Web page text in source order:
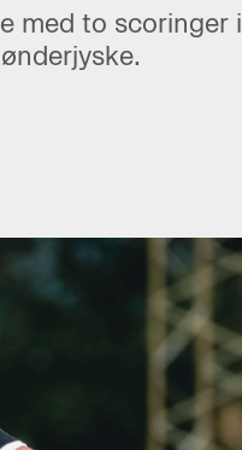
med to scoringer i